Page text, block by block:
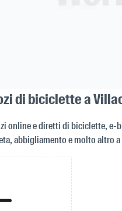
di biciclette a
online e diretti di biciclette, e-
abbigliamento e molto altro